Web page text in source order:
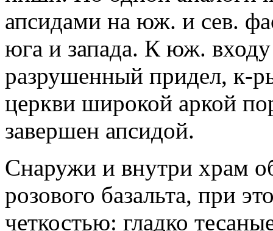
апсидами на юж. и сев.
юга и запада. К юж.
разрушенный придел, к-
церкви широкой аркой
завершен апсидой.
Снаружи и внутри храм
розового базальта, при
четкостью: гладко